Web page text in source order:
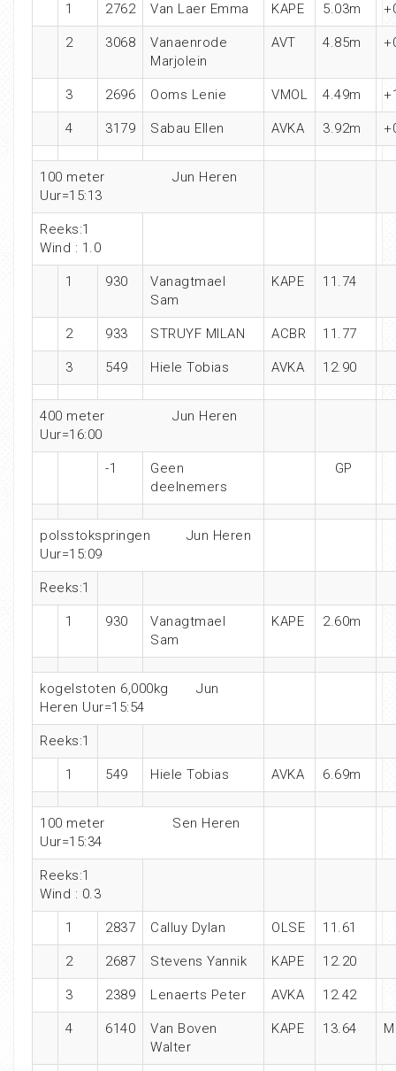
1 2762 Van Laer Emma KAPE 5.03m
2 3068
Vanaenrode
Marjolein
AVT 4.85m
3 2696 Ooms Lenie VMOL 4.49m
4 3179 Sabau Ellen AVKA 3.92m
100 meter Jun Heren
Uur=15:13
Reeks:1
Wind : 1.0
1 930
Vanagtmael
Sam
KAPE 11.74
2 933 STRUYF MILAN ACBR 11.77
3 549 Hiele Tobias AVKA 12.90
400 meter Jun Heren
Uur=16:00
-1
Geen
deelnemers
GP
polsstokspringen Jun Heren
Uur=15:09
Reeks:1
1 930
Vanagtmael
Sam
KAPE 2.60m
kogelstoten 6,000kg Jun
Heren Uur=15:54
Reeks:1
1 549 Hiele Tobias AVKA 6.69m
100 meter Sen Heren
Uur=15:34
Reeks:1
Wind : 0.3
1 2837 Calluy Dylan OLSE 11.61
2 2687 Stevens Yannik KAPE 12.20
3 2389 Lenaerts Peter AVKA 12.42
4 6140
Van Boven
Walter
KAPE 13.64